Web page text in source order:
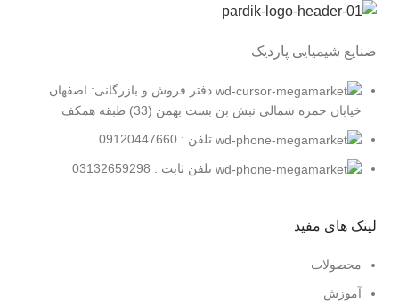
صنایع شیمیایی پاردیک
دفتر فروش و بازرگانی: اصفهان
خیابان حمزه شمالی نبش بن بست بهمن (33) طبقه همکف
تلفن : 09120447660
تلفن ثابت : 03132659298
لینک های مفید
محصولات
آموزش